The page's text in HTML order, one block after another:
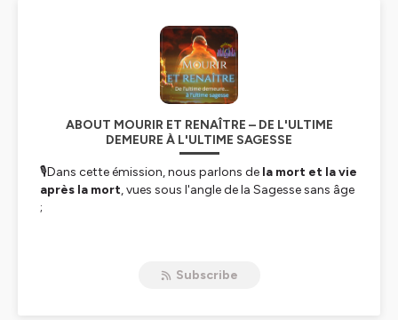
ABOUT MOURIR ET RENAÎTRE – DE L'ULTIME
DEMEURE À L'ULTIME SAGESSE
🎙️Dans cette émission, nous parlons de la mort et la vie
après la mort, vues sous l'angle de la Sagesse sans âge
;
que processus perpétuel de transformation par mort et
Subscribe